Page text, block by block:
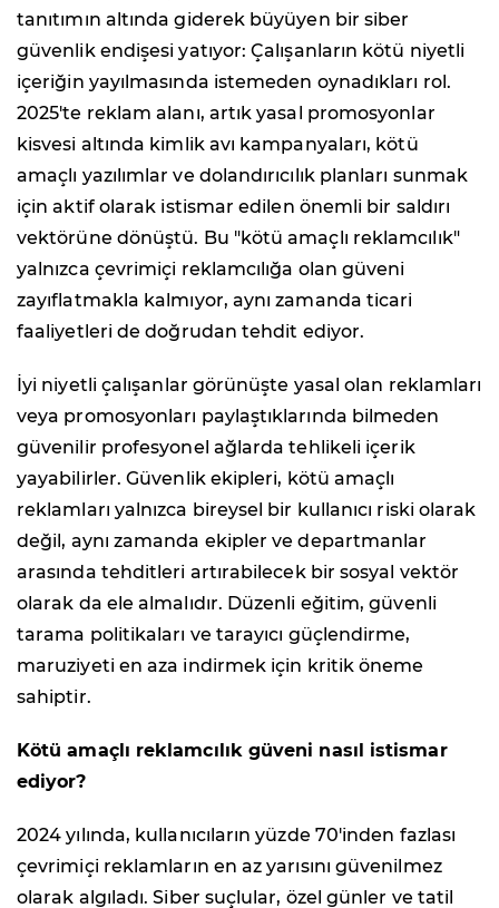
tanıtımın altında giderek büyüyen bir siber
güvenlik endişesi yatıyor: Çalışanların kötü niyetli
içeriğin yayılmasında istemeden oynadıkları rol.
2025'te reklam alanı, artık yasal promosyonlar
kisvesi altında kimlik avı kampanyaları, kötü
amaçlı yazılımlar ve dolandırıcılık planları sunmak
için aktif olarak istismar edilen önemli bir saldırı
vektörüne dönüştü. Bu "kötü amaçlı reklamcılık"
yalnızca çevrimiçi reklamcılığa olan güveni
zayıflatmakla kalmıyor, aynı zamanda ticari
faaliyetleri de doğrudan tehdit ediyor.
İyi niyetli çalışanlar görünüşte yasal olan reklamları
veya promosyonları paylaştıklarında bilmeden
güvenilir profesyonel ağlarda tehlikeli içerik
yayabilirler. Güvenlik ekipleri, kötü amaçlı
reklamları yalnızca bireysel bir kullanıcı riski olarak
değil, aynı zamanda ekipler ve departmanlar
arasında tehditleri artırabilecek bir sosyal vektör
olarak da ele almalıdır. Düzenli eğitim, güvenli
tarama politikaları ve tarayıcı güçlendirme,
maruziyeti en aza indirmek için kritik öneme
sahiptir.
Kötü amaçlı reklamcılık güveni nasıl istismar
ediyor?
2024 yılında, kullanıcıların yüzde 70'inden fazlası
çevrimiçi reklamların en az yarısını güvenilmez
olarak algıladı. Siber suçlular, özel günler ve tatil